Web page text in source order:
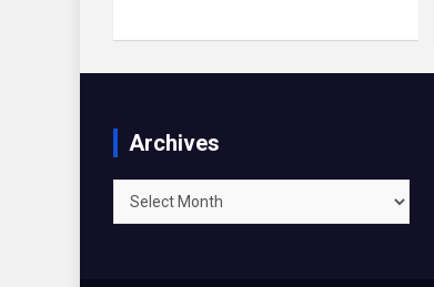
Archives
Archives